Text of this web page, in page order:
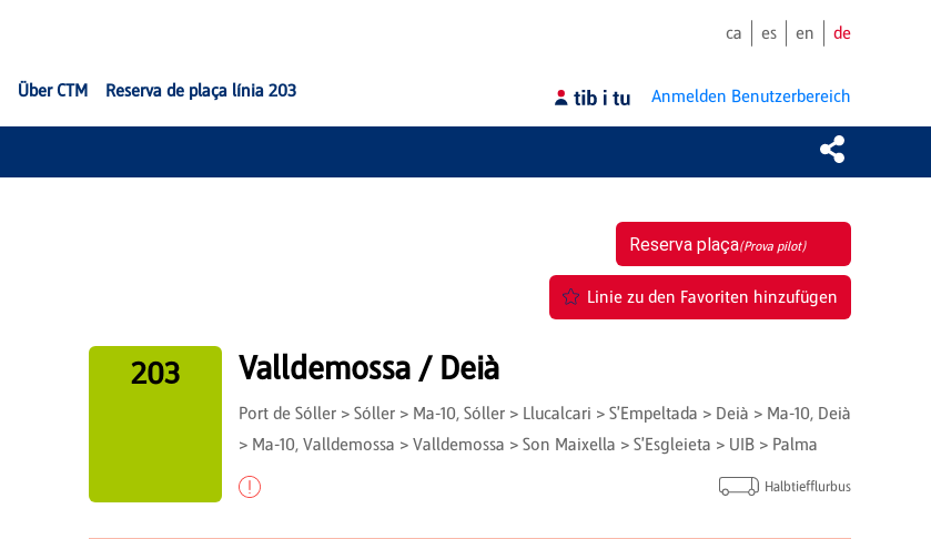
ca es en de
Über CTM Reserva de plaça línia 203 Anmelden Benutzerbereich
Reserva plaça(Prova pilot)
Linie zu den Favoriten hinzufügen
203 Valldemossa / Deià
Port de Sóller > Sóller > Ma-10, Sóller > Llucalcari > S'Empeltada > Deià > Ma-10, Deià
> Ma-10, Valldemossa > Valldemossa > Son Maixella > S'Esgleieta > UIB > Palma
Halbtiefflurbus